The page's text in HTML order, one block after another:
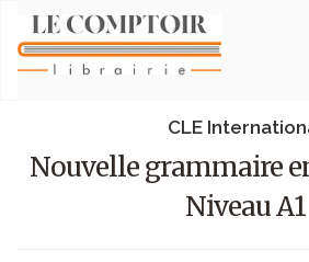
CLE
Nouvelle grammaire
Niveau A1